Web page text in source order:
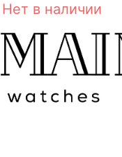
Нет в наличии